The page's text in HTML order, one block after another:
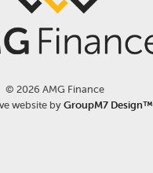
© 2026 AMG Finance
website byGroupM7 Design™